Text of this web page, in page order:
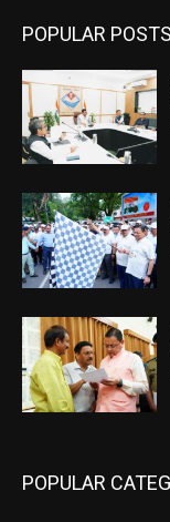
POPULAR POSTS
POPULAR